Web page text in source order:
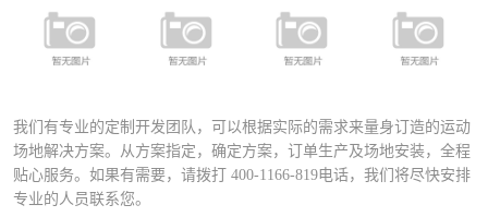
FY-006 钢结构
冲孔休闲椅
FY-016 铝合金
座椅
FY-017M.S 松
木座椅
FY-011 钢结构
座椅
我们有专业的定制开发团队，可以根据实际的需求来量身订造的运动
场地解决方案。从方案指定，确定方案，订单生产及场地安装，全程
贴心服务。如果有需要，请拨打 400-1166-819电话，我们将尽快安排
专业的人员联系您。